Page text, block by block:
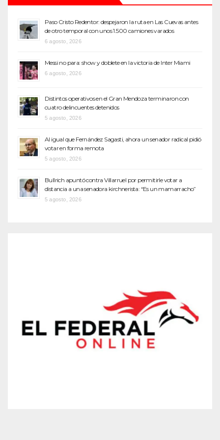
Paso Cristo Redentor: despejaron la ruta en Las Cuevas antes
de otro temporal con unos 1.500 camiones varados
6 agosto, 2026
Messi no para: show y doblete en la victoria de Inter Miami
6 agosto, 2026
Distintos operativos en el Gran Mendoza terminaron con
cuatro delincuentes detenidos
5 agosto, 2026
Al igual que Fernández Sagasti, ahora un senador radical pidió
votar en forma remota
5 agosto, 2026
Bullrich apuntó contra Villarruel por permitirle votar a
distancia a una senadora kirchnerista: “Es un mamarracho”
5 agosto, 2026